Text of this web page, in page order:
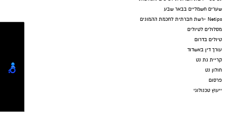
שערים חשמליים בבאר שבע
Netips -רשת חברתית לחכמת ההמונים
מסלולים לטיולים
טיולים בדרום
עורך דין באשדוד
קריית גת נט
חולון נט
פרסום
ייעוץ טכנולוגי